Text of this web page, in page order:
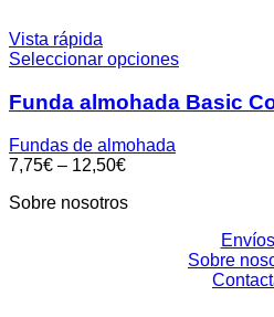
Vista rápida
Seleccionar opciones
Funda almohada Basic
Fundas de almohada
7,75€ – 12,50€
Sobre nosotros
Envíos
Sobre